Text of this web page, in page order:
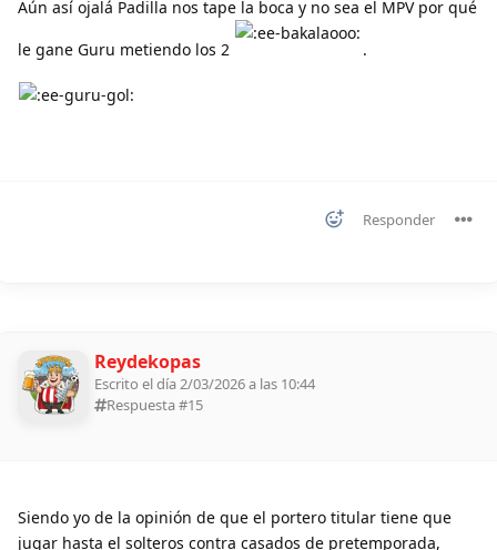
Aún así ojalá Padilla nos tape la boca y no sea el MPV por qué
le gane Guru metiendo los 2
.
Responder
Reydekopas
Escrito el día 2/03/2026 a las 10:44
Respuesta #15
Siendo yo de la opinión de que el portero titular tiene que
jugar hasta el solteros contra casados de pretemporada,